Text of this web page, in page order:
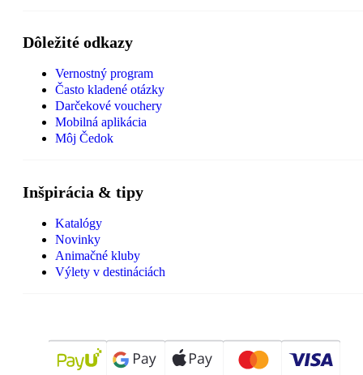
Dôležité odkazy
Vernostný program
Často kladené otázky
Darčekové vouchery
Mobilná aplikácia
Môj Čedok
Inšpirácia & tipy
Katalógy
Novinky
Animačné kluby
Výlety v destináciách